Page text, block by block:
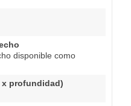
disponible como
x profundidad)